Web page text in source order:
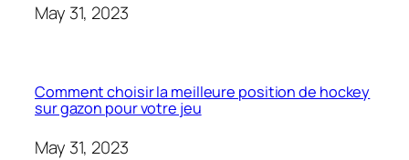
May 31, 2023
Comment choisir la meilleure position de hockey
sur gazon pour votre jeu
May 31, 2023